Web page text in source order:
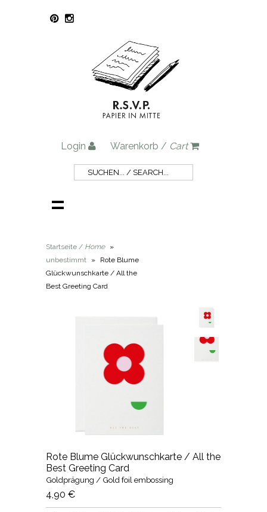
Login Warenkorb / Cart
Startseite / Home
»
unbestimmt
»
Rote Blume
Glückwunschkarte / All the
Best Greeting Card
Rote Blume Glückwunschkarte / All the
Best Greeting Card
Goldprägung / Gold foil embossing
4,90 €